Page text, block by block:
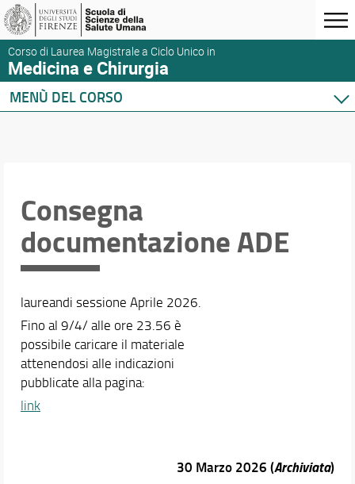
Corso di Laurea Magistrale a Ciclo Unico in
Medicina e Chirurgia
MENÙ DEL CORSO
Orario e calendari
Consegna
documentazione ADE
laureandi sessione Aprile 2026.
Fino al 9/4/ alle ore 23.56 è
possibile caricare il materiale
attenendosi alle indicazioni
pubblicate alla pagina:
link
30 Marzo 2026 (Archiviata)